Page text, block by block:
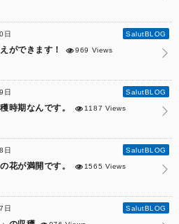
日 SalutBLOG
ができます！ 969 Views
日 SalutBLOG
時期なんです。 1187 Views
日 SalutBLOG
花が満開です。 1565 Views
日 SalutBLOG